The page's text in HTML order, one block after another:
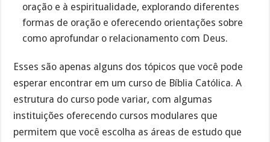
oração e à espiritualidade, explorando diferentes
formas de oração e oferecendo orientações sobre
como aprofundar o relacionamento com Deus.
Esses são apenas alguns dos tópicos que você pode
esperar encontrar em um curso de Bíblia Católica. A
estrutura do curso pode variar, com algumas
instituições oferecendo cursos modulares que
permitem que você escolha as áreas de estudo que